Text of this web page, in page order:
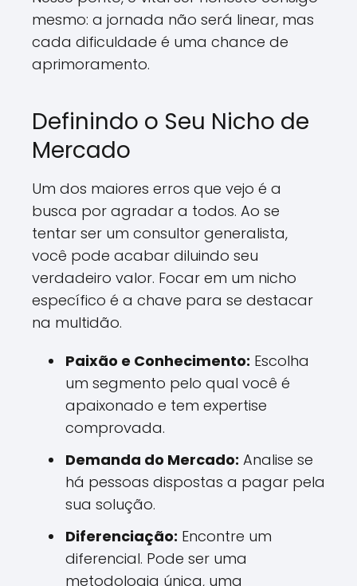
mesmo: a jornada não será linear, mas
cada dificuldade é uma chance de
aprimoramento.
Definindo o Seu Nicho de
Mercado
Um dos maiores erros que vejo é a
busca por agradar a todos. Ao se
tentar ser um consultor generalista,
você pode acabar diluindo seu
verdadeiro valor. Focar em um nicho
específico é a chave para se destacar
na multidão.
Paixão e Conhecimento: Escolha
um segmento pelo qual você é
apaixonado e tem expertise
comprovada.
Demanda do Mercado: Analise se
há pessoas dispostas a pagar pela
sua solução.
Diferenciação: Encontre um
diferencial. Pode ser uma
metodologia única, uma